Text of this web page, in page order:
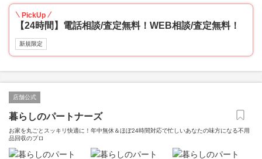
PickUp
【24時間】電話相談/査定無料！WEB相談/査定無料！
新規限定
店舗公式
暮らしのパートナーズ
お家を丸ごとスッキリ快適に！年中無休＆ほぼ24時間対応で忙しいあなたの味方になる不用
品回収のプロ